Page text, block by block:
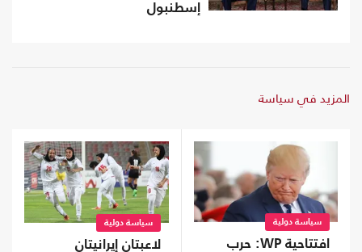
إسطنبول
المزيد في سياسة
سياسة دولية
افتتاحية WP: حرب
سياسة دولية
لاعبتان إيرانيتان